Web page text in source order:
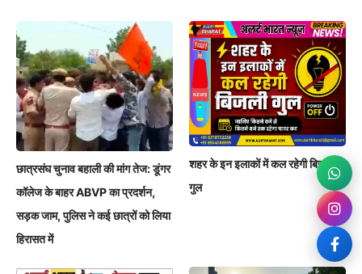
छात्रसंघ चुनाव बहाली की मांग तेज: डूंगर
कॉलेज के बाहर ABVP का प्रदर्शन,
सड़क जाम, पुलिस ने कई छात्रों को लिया
हिरासत में
शहर के इन इलाकों में कल रहेगी बिजली
गुल